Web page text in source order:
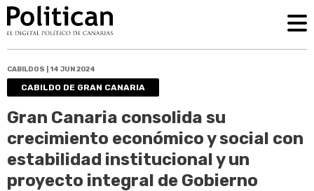
CABILDOS | 14 JUN 2024
CABILDO DE GRAN CANARIA
Gran Canaria consolida su
crecimiento económico y social con
estabilidad institucional y un
proyecto integral de Gobierno